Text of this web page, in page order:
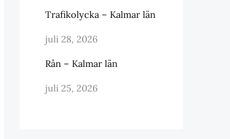
Trafikolycka – Kalmar län
juli 28, 2026
Rån – Kalmar län
juli 25, 2026